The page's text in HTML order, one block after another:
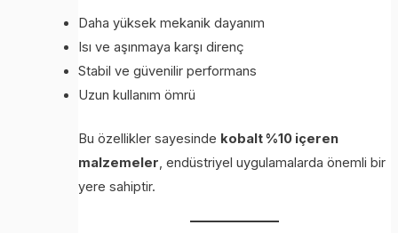
Daha yüksek mekanik dayanım
Isı ve aşınmaya karşı direnç
Stabil ve güvenilir performans
Uzun kullanım ömrü
Bu özellikler sayesinde kobalt %10 içeren
malzemeler, endüstriyel uygulamalarda önemli bir
yere sahiptir.